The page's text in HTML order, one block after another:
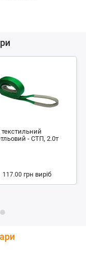
текстильний
- СТП, 2.0т
117.00 грн виріб